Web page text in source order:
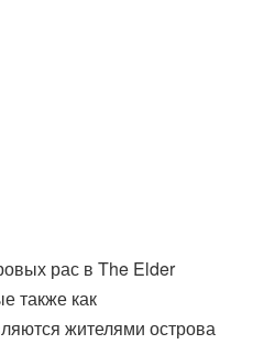
рас в The Elder
также как
жителями острова